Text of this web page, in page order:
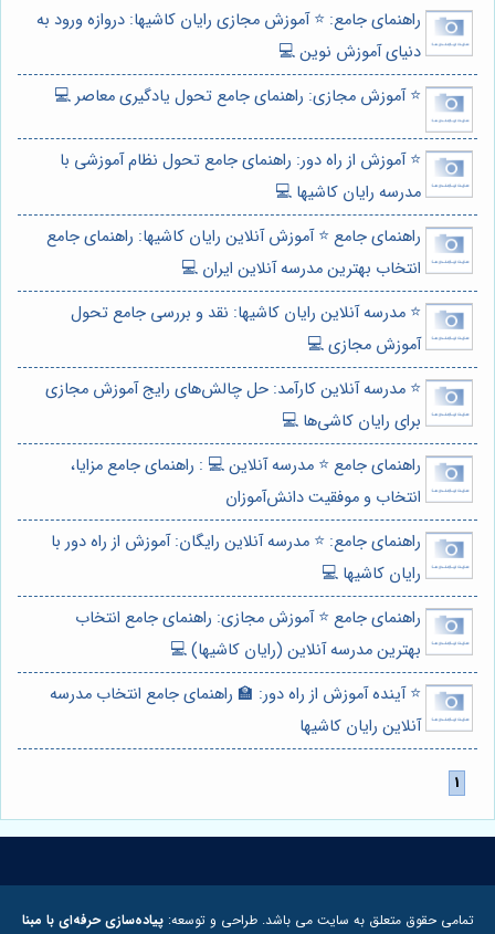
راهنمای جامع: ⭐️ آموزش مجازی رایان کاشیها: دروازه ورود به
دنیای آموزش نوین 💻
⭐️ آموزش مجازی: راهنمای جامع تحول یادگیری معاصر 💻
⭐️ آموزش از راه دور: راهنمای جامع تحول نظام آموزشی با
مدرسه رایان کاشیها 💻
راهنمای جامع ⭐️ آموزش آنلاین رایان کاشیها: راهنمای جامع
انتخاب بهترین مدرسه آنلاین ایران 💻
⭐️ مدرسه آنلاین رایان کاشیها: نقد و بررسی جامع تحول
آموزش مجازی 💻
⭐️ مدرسه آنلاین کارآمد: حل چالش‌های رایج آموزش مجازی
برای رایان کاشی‌ها 💻
راهنمای جامع ⭐️ مدرسه آنلاین 💻 : راهنمای جامع مزایا،
انتخاب و موفقیت دانش‌آموزان
راهنمای جامع: ⭐️ مدرسه آنلاین رایگان: آموزش از راه دور با
رایان کاشیها 💻
راهنمای جامع ⭐️ آموزش مجازی: راهنمای جامع انتخاب
بهترین مدرسه آنلاین (رایان کاشیها) 💻
⭐️ آینده آموزش از راه دور: 🏫 راهنمای جامع انتخاب مدرسه
آنلاین رایان کاشیها
تمامی حقوق متعلق به سایت می باشد. طراحی و توسعه:پیاده‌سازی حرفه‌ای با مبنا